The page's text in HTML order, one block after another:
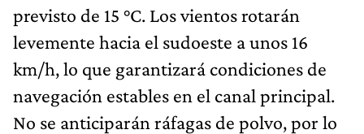
previsto de 15 °C. Los vientos rotarán
levemente hacia el sudoeste a unos 16
km/h, lo que garantizará condiciones de
navegación estables en el canal principal.
No se anticiparán ráfagas de polvo, por lo